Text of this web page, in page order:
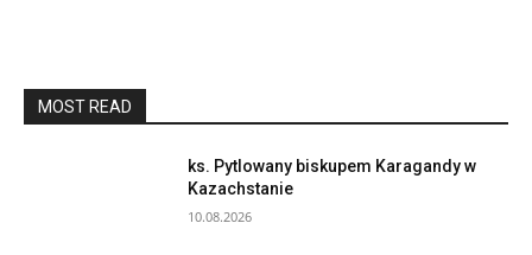
MOST READ
ks. Pytlowany biskupem Karagandy w
Kazachstanie
10.08.2026